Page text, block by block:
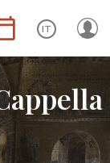
IT